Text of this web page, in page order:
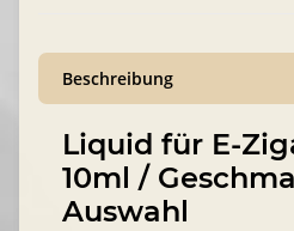
Beschreibung
Liquid für E-
10ml /
Auswahl